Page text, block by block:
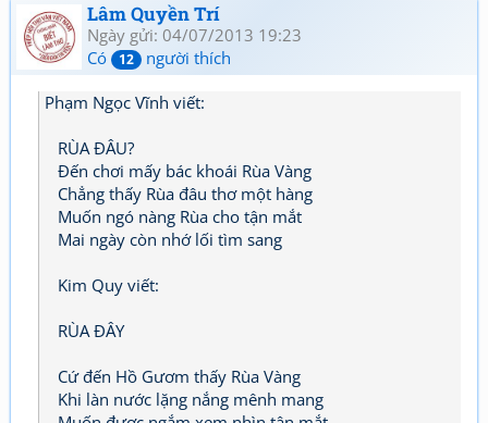
Lâm Quyền Trí
Ngày gửi: 04/07/2013 19:23
Có
12 người thích
Phạm Ngọc Vĩnh viết:
RÙA ĐÂU?
Đến chơi mấy bác khoái Rùa Vàng
Chẳng thấy Rùa đâu thơ một hàng
Muốn ngó nàng Rùa cho tận mắt
Mai ngày còn nhớ lối tìm sang
Kim Quy viết:
RÙA ĐÂY
Cứ đến Hồ Gươm thấy Rùa Vàng
Khi làn nước lặng nắng mênh mang